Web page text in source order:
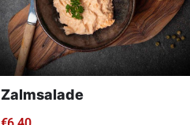
Zalmsalade